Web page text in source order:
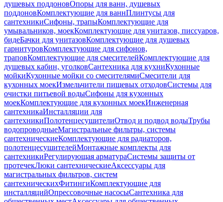
душевых поддоновОпоры для ванн, душевых
поддоновКомплектующие для ваннПлинтусы для
сантехникиСифоны, трапыКомплектующие для
умывальников, моекКомплектующие для унитазов, писсуаров,
бидеБачки для унитазовКомплектующие для душевых
гарнитуровКомплектующие для сифонов,
траповКомплектующие для смесителейКомплектующие для
душевых кабин, уголковСантехника для кухниКухонные
мойкиКухонные мойки со смесителямиСмесители для
кухонных моекИзмельчители пищевых отходовСистемы для
очистки питьевой водыСифоны для кухонных
моекКомплектующие для кухонных моекИнженерная
сантехникаИнсталляции для
сантехникиПолотенцесушителиОтвод и подвод водыТрубы
водопроводныеМагистральные фильтры, системы
сантехническиеКомплектующие для радиаторов,
полотенцесушителейМонтажные комплекты для
сантехникиРегулирующая арматураСистемы защиты от
протечекЛюки сантехническиеАксессуары для
магистральных фильтров, систем
сантехническихФитингиКомплектующие для
инсталляцийОпрессовочные насосыСантехника для